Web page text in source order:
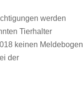
werden
Tierhalter
keinen Meldebogen
der